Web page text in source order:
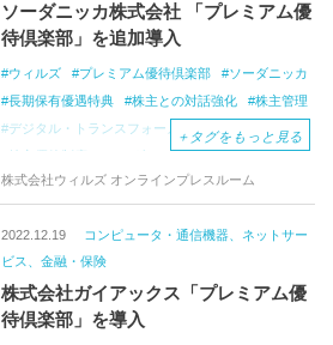
ソーダニッカ株式会社 「プレミアム優
待倶楽部」を追加導入
ウィルズ プレミアム優待倶楽部
ソーダニッカ
長期保有優遇特典
株主との対話強化
株主管理
デジタル・トランスフォーメーション化
IR-navi
ブロックチェーン技術
株主優待共通コイン
マネー倶楽部
WILL MONEY
＋ タグをもっと見る
株式会社ウィルズ オンラインプレスルーム
2022.12.19
コンピュータ・通信機器、ネットサー
ビス、金融・保険
株式会社ガイアックス「プレミアム優
待倶楽部」を導入